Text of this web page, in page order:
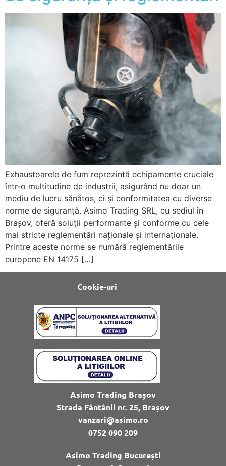
Exhaustoarele de fum reprezintă echipamente cruciale
într-o multitudine de industrii, asigurând nu doar un
mediu de lucru sănătos, ci și conformitatea cu diverse
norme de siguranță. Asimo Trading SRL, cu sediul în
Brașov, oferă soluții performante și conforme cu cele
mai stricte reglementări naționale și internaționale.
Printre aceste norme se numără reglementările
europene EN 14175 […]
Cookie-uri
Asimo Trading Brașov
Strada Fântânii nr. 25, Brașov
vanzari@asimo.ro
0752 090 209
Asimo Trading București